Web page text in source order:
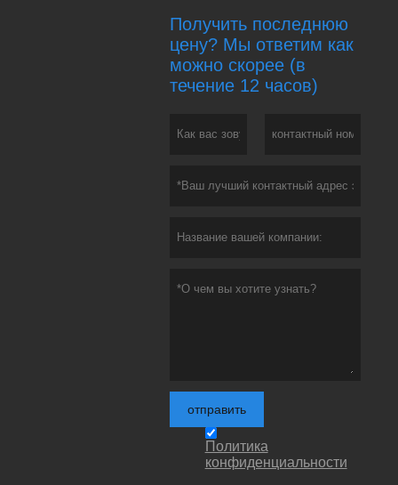
Получить последнюю
цену? Мы ответим как
можно скорее (в
течение 12 часов)
отправить
Политика
конфиденциальности